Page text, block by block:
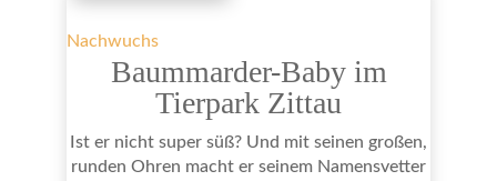
Nachwuchs
Baummarder-Baby im
Tierpark Zittau
Ist er nicht super süß? Und mit seinen großen,
runden Ohren macht er seinem Namensvetter